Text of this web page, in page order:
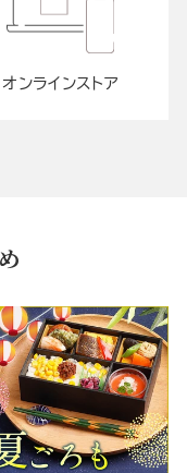
オンラインストア